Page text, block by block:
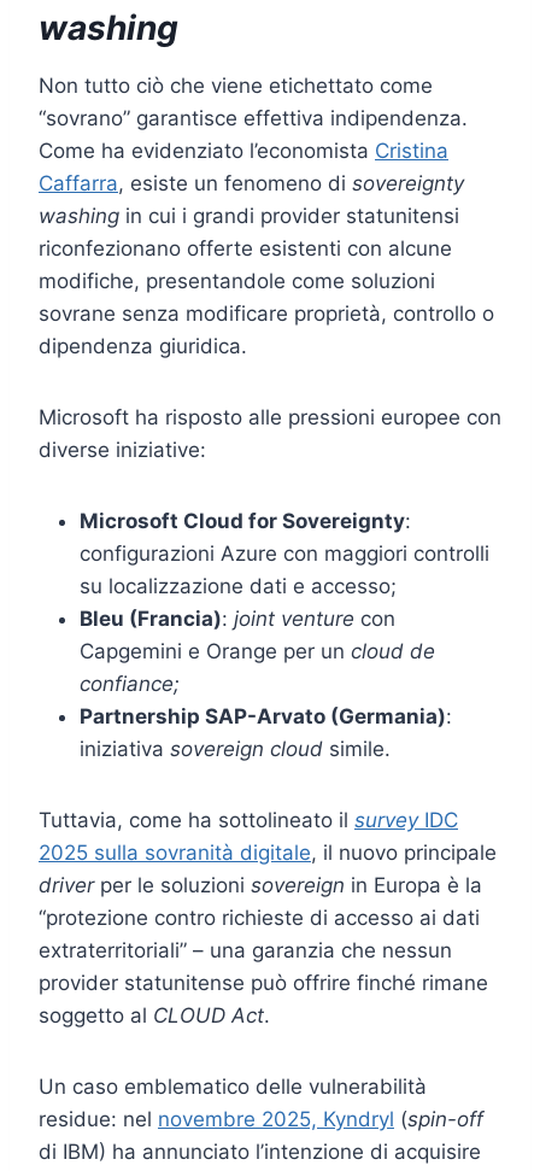
washing
Non tutto ciò che viene etichettato come
“sovrano” garantisce effettiva indipendenza.
Come ha evidenziato l’economista Cristina
Caffarra, esiste un fenomeno di sovereignty
washing in cui i grandi provider statunitensi
riconfezionano offerte esistenti con alcune
modifiche, presentandole come soluzioni
sovrane senza modificare proprietà, controllo o
dipendenza giuridica.
Microsoft ha risposto alle pressioni europee con
diverse iniziative:
Microsoft Cloud for Sovereignty:
configurazioni Azure con maggiori controlli
su localizzazione dati e accesso;
Bleu (Francia): joint venture con
Capgemini e Orange per un cloud de
confiance;
Partnership SAP-Arvato (Germania):
iniziativa sovereign cloud simile.
Tuttavia, come ha sottolineato il surveyIDC
2025 sulla sovranità digitale, il nuovo principale
driverper le soluzioni sovereign in Europa è la
“protezione contro richieste di accesso ai dati
extraterritoriali” – una garanzia che nessun
provider statunitense può offrire finché rimane
soggetto al CLOUD Act.
Un caso emblematico delle vulnerabilità
residue: nel novembre 2025, Kyndryl (spin-off
di IBM) ha annunciato l’intenzione di acquisire